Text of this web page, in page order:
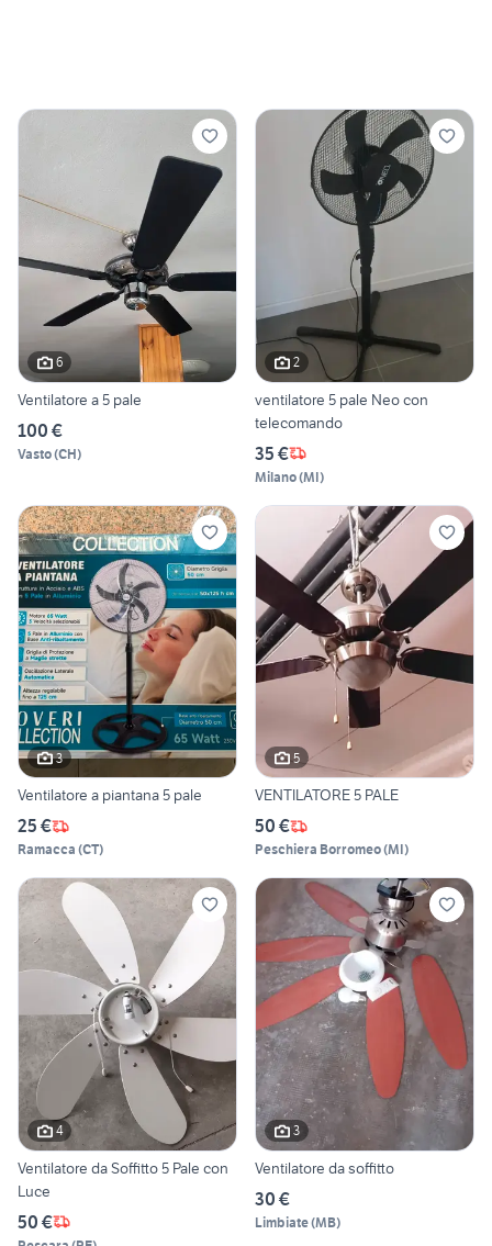
6
Ventilatore a 5 pale
100 €
Vasto(CH)
2
ventilatore 5 pale Neo con
telecomando
35 €
Milano(MI)
3
Ventilatore a piantana 5 pale
25 €
Ramacca (CT)
5
VENTILATORE 5 PALE
50 €
Peschiera Borromeo(MI)
4
Ventilatore da Soffitto 5 Pale con
Luce
50 €
3
Ventilatore da soffitto
30 €
Limbiate(MB)